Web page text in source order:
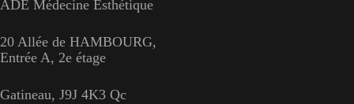
ADE Médecine Esthétique
20 Allée de HAMBOURG,
Entrée A, 2e étage
Gatineau, J9J 4K3 Qc